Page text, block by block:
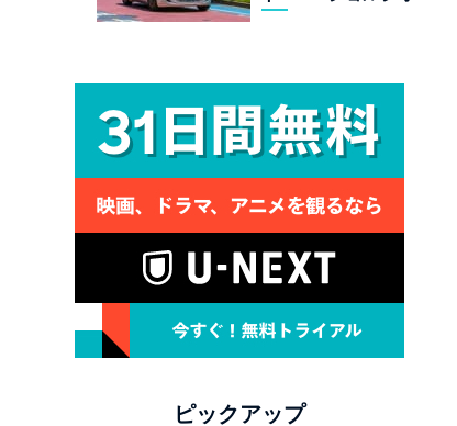
ピックアップ